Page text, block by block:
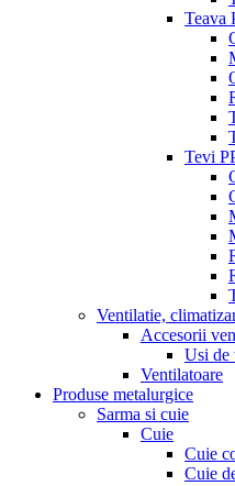
Teava
Tevi
Ventilatie,
Accesorii
Usi de
Ventilatoare
Produse metalurgice
Sarma si cuie
Cuie
Cuie
Cuie